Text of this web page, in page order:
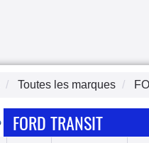
Toutes les marques
FORD TRANSIT